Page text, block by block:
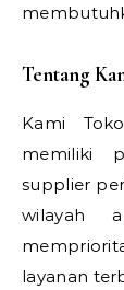
Tentang
Kami
memiliki
supplier
wilayah
layanan